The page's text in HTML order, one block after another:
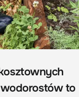
to